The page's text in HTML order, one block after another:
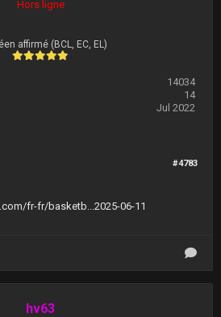
Hors ligne
affirmé (BCL, EC, EL)
14034
14
Jul 2022
#4783
fr-fr/basketb...2025-06-11
hv63